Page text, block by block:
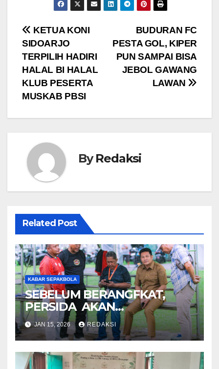
Post
navigation
BUDURAN FC
PESTA GOL, KIPER
PUN SAMPAI BISA
JEBOL GAWANG
LAWAN
KETUA KONI
SIDOARJO
TERPILIH HADIRI
HALAL BI HALAL
KLUB PESERTA
MUSKAB PBSI
ByRedaksi
Related Post
KABAR SEPAKBOLA
SEBELUM BERANGFKAT,
PERSIDA AKAN
BERPAMITAN KE BUPATI
SIDOARJO
JAN 15, 2026 REDAKSI